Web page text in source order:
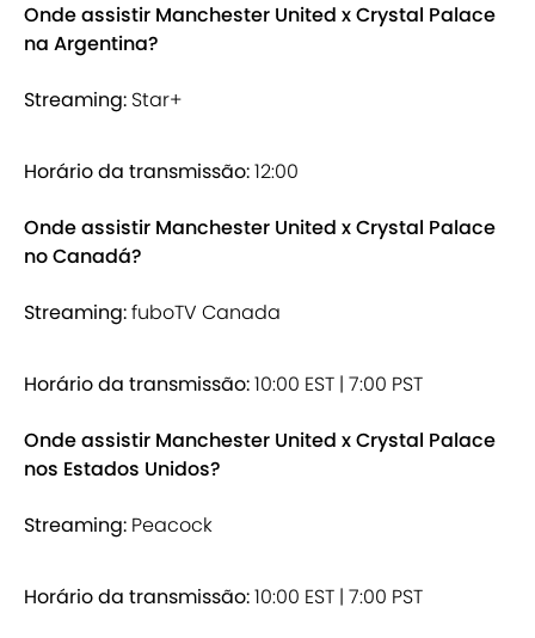
Onde assistir Manchester United x Crystal Palace
na Argentina?
Streaming: Star+
Horário da transmissão:12:00
Onde assistir Manchester United x Crystal Palace
no Canadá?
Streaming:fuboTV Canada
Horário da transmissão:10:00 EST | 7:00 PST
Onde assistir Manchester United x Crystal Palace
nos Estados Unidos?
Streaming: Peacock
Horário da transmissão:10:00 EST | 7:00 PST